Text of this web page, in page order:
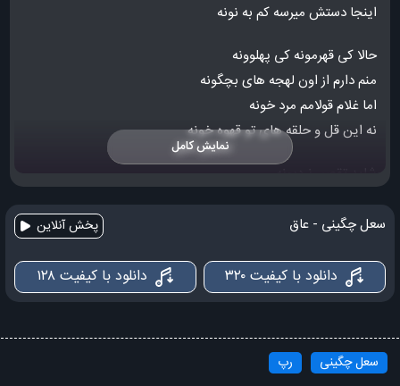
اینجا دستش میرسه کم به نونه
حالا کی قهرمونه کی پهلوونه
منم دارم از اون لهجه های بچگونه
اما غلام قولامم مرد خونه
نه این قل و حلقه های تو قهوه خونه
شاید تقصیر چنگمونه
شاید شایدم واقعا شانمونه
شاید کارمای جدمونه
یا شایدم نه اصلا حقمونه
نمایش کامل
سعل چگینی - عاق پخش آنلاین
دانلود با کیفیت ۳۲۰ دانلود با کیفیت ۱۲۸
سعل چگینی رپ